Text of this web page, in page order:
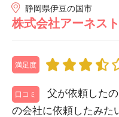
静岡県伊豆の国市
株式会社アーネス
満足度
口コミ
父が依頼した
の会社に依頼したみた